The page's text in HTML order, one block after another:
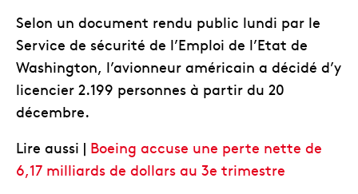
Selon un document rendu public lundi par le
Service de sécurité de l’Emploi de l’Etat de
Washington, l’avionneur américain a décidé d’y
licencier 2.199 personnes à partir du 20
décembre.
Lire aussi | Boeing accuse une perte nette de
6,17 milliards de dollars au 3e trimestre